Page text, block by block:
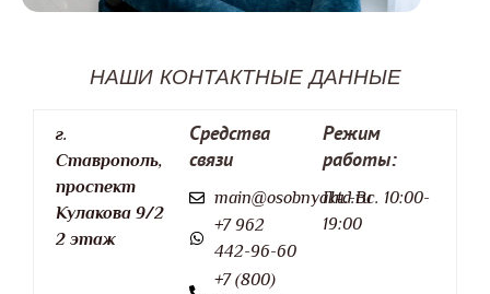
НАШИ КОНТАКТНЫЕ ДАННЫЕ
г.
Ставрополь,
проспект
Кулакова 9/2
2 этаж
Средства
связи
main@osobnyaktd.ru
+7 962
442-96-60
+7 (800)
Режим
работы:
Пн.-Вс. 10:00-
19:00